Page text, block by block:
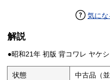
気に
解説
●昭和21年 初版 背コワレ ヤケシ
状態 中古品（並